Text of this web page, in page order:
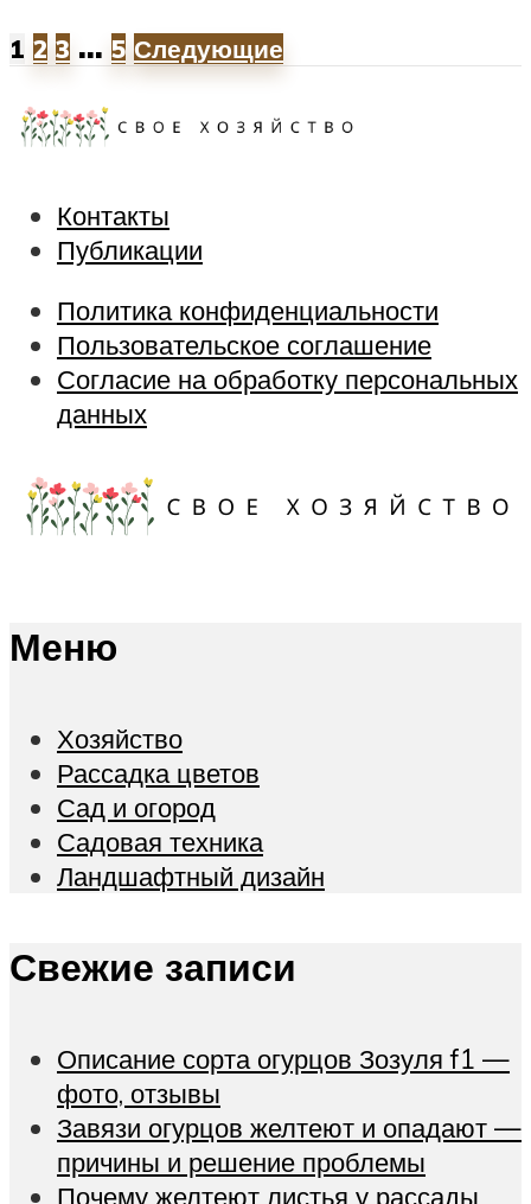
1 2 3 … 5 Следующие
Контакты
Публикации
Политика конфиденциальности
Пользовательское соглашение
Согласие на обработку персональных
данных
Меню
Хозяйство
Рассадка цветов
Сад и огород
Садовая техника
Ландшафтный дизайн
Свежие записи
Описание сорта огурцов Зозуля f1 —
фото, отзывы
Завязи огурцов желтеют и опадают —
причины и решение проблемы
Почему желтеют листья у рассады